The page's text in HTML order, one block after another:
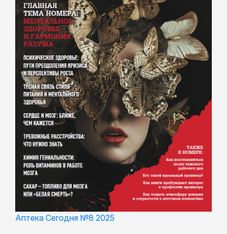
Аптека Сегодня №8 2025